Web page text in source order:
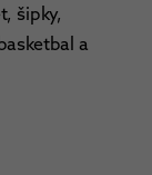
šipky,
a